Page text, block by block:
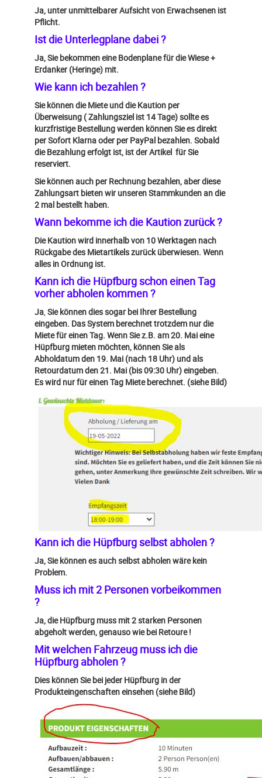
Ja, unter unmittelbarer Aufsicht von Erwachsenen ist
Pflicht.
Ist die Unterlegplane dabei ?
Ja, Sie bekommen eine Bodenplane für die Wiese +
Erdanker (Heringe) mit.
Wie kann ich bezahlen ?
Sie können die Miete und die Kaution per
Überweisung ( Zahlungsziel ist 14 Tage) sollte es
kurzfristige Bestellung werden können Sie es direkt
per Sofort Klarna oder per PayPal bezahlen. Sobald
die Bezahlung erfolgt ist, ist der Artikel für Sie
reserviert.
Sie können auch per Rechnung bezahlen, aber diese
Zahlungsart bieten wir unseren Stammkunden an die
2 mal bestellt haben.
Wann bekomme ich die Kaution zurück ?
Die Kaution wird innerhalb von 10 Werktagen nach
Rückgabe des Mietartikels zurück überwiesen. Wenn
alles in Ordnung ist.
Kann ich die Hüpfburg schon einen Tag
vorher abholen kommen ?
Ja, Sie können dies sogar bei Ihrer Bestellung
eingeben. Das System berechnet trotzdem nur die
Miete für einen Tag. Wenn Sie z.B. am 20. Mai eine
Hüpfburg mieten möchten, können Sie als
Abholdatum den 19. Mai (nach 18 Uhr) und als
Retourdatum den 21. Mai (bis 09:30 Uhr) eingeben.
Es wird nur für einen Tag Miete berechnet. (siehe Bild)
Kann ich die Hüpfburg selbst abholen ?
Ja, Sie können es auch selbst abholen wäre kein
Problem.
Muss ich mit 2 Personen vorbeikommen
?
Ja, die Hüpfburg muss mit 2 starken Personen
abgeholt werden, genauso wie bei Retoure !
Mit welchen Fahrzeug muss ich die
Hüpfburg abholen ?
Dies können Sie bei jeder Hüpfburg in der
Produkteingenschaften einsehen (siehe Bild)